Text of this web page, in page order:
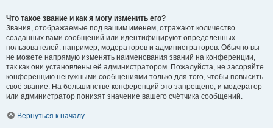
Что такое звание и как я могу изменить его?
Звания, отображаемые под вашим именем, отражают количество
созданных вами сообщений или идентифицируют определённых
пользователей: например, модераторов и администраторов. Обычно вы
не можете напрямую изменять наименования званий на конференции,
так как они установлены её администратором. Пожалуйста, не засоряйте
конференцию ненужными сообщениями только для того, чтобы повысить
своё звание. На большинстве конференций это запрещено, и модератор
или администратор понизят значение вашего счётчика сообщений.
Вернуться к началу